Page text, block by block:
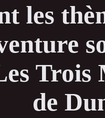
les
Trois
de